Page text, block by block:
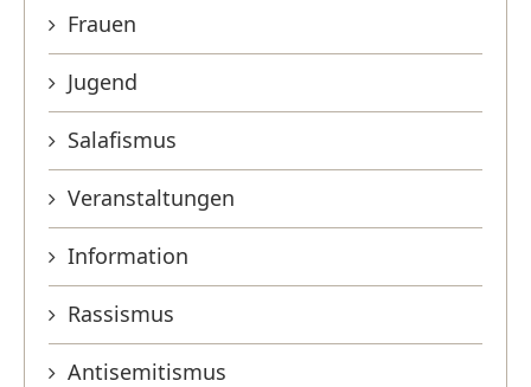
Frauen
Jugend
Salafismus
Veranstaltungen
Information
Rassismus
Antisemitismus